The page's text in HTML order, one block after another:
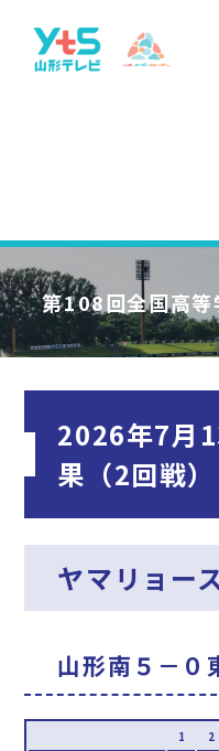
第108回全国高
2026年7月
果（2回戦）
ヤマリョー
山形南５－０